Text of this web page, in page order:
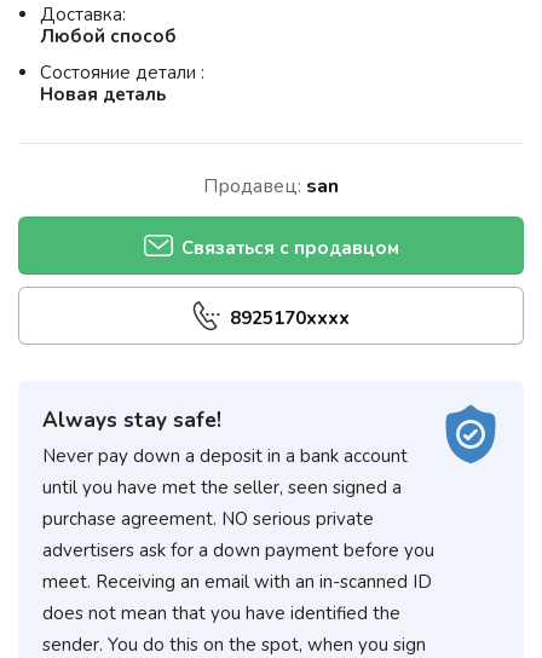
Доставка:
Любой способ
Состояние детали :
Новая деталь
Продавец: san
Связаться с продавцом
8925170xxxx
Always stay safe!
Never pay down a deposit in a bank account
until you have met the seller, seen signed a
purchase agreement. NO serious private
advertisers ask for a down payment before you
meet. Receiving an email with an in-scanned ID
does not mean that you have identified the
sender. You do this on the spot, when you sign